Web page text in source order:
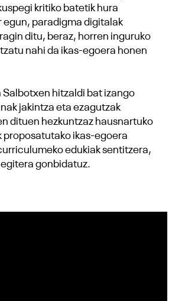
kritiko batetik hura
egun, paradigma digitalak
ditu, beraz, horren inguruko
nahi da ikas-egoera honen
Salbotxen hitzaldi bat izango
jakintza eta ezagutzak
dituen hezkuntzaz hausnartuko
proposatutako ikas-egoera
edukiak sentitzera,
gonbidatuz.